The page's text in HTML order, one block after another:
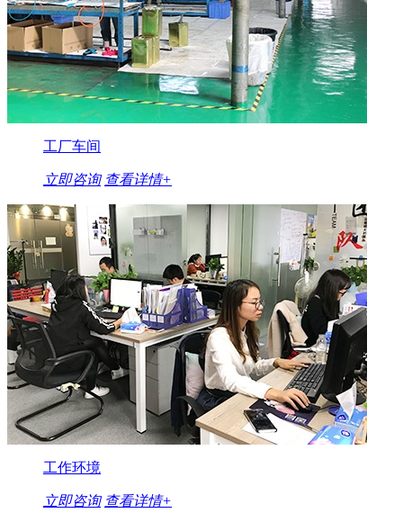
工厂车间
立即咨询 查看详情+
工作环境
立即咨询 查看详情+